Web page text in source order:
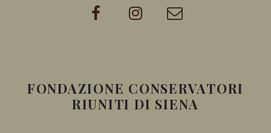
FONDAZIONE CONSERVATORI
RIUNITI DI SIENA